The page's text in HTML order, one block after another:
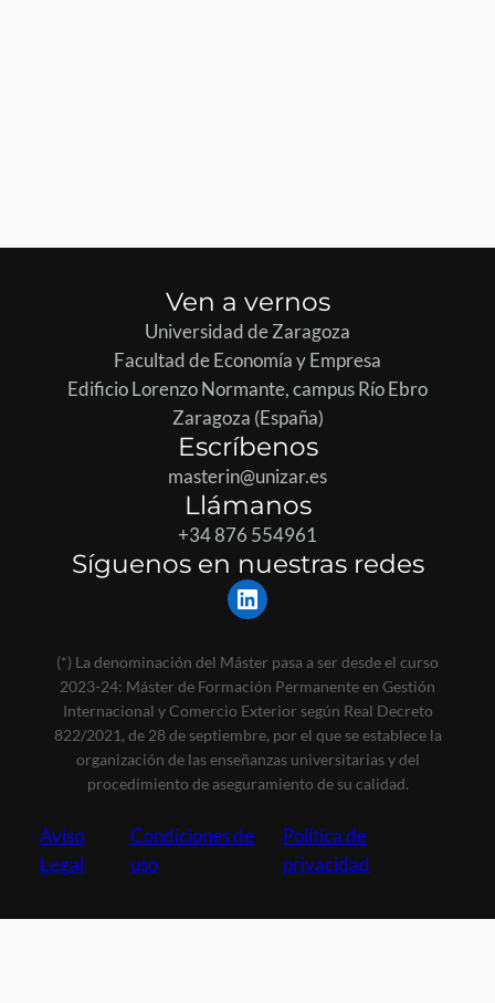
Ven a vernos
Universidad de Zaragoza
Facultad de Economía y Empresa
Edificio Lorenzo Normante, campus Río Ebro
Zaragoza (España)
Escríbenos
masterin@unizar.es
Llámanos
+34 876 554961
Síguenos en nuestras redes
LinkedIn
(*) La denominación del Máster pasa a ser desde el curso
2023-24: Máster de Formación Permanente en Gestión
Internacional y Comercio Exterior según Real Decreto
822/2021, de 28 de septiembre, por el que se establece la
organización de las enseñanzas universitarias y del
procedimiento de aseguramiento de su calidad.
Aviso
Legal
Condiciones de
uso
Política de
privacidad